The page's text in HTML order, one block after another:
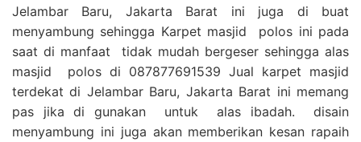
Jelambar Baru, Jakarta Barat ini juga di buat
menyambung sehingga Karpet masjid polos ini pada
saat di manfaat tidak mudah bergeser sehingga alas
masjid polos di 087877691539 Jual karpet masjid
terdekat di Jelambar Baru, Jakarta Barat ini memang
pas jika di gunakan untuk alas ibadah. disain
menyambung ini juga akan memberikan kesan rapaih